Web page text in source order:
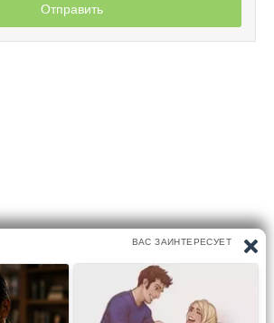
Отправить